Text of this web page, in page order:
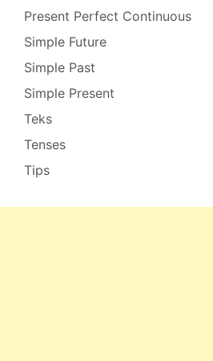
Present Perfect Continuous
Simple Future
Simple Past
Simple Present
Teks
Tenses
Tips